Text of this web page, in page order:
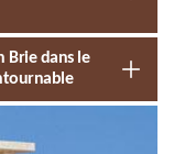
Brie dans le